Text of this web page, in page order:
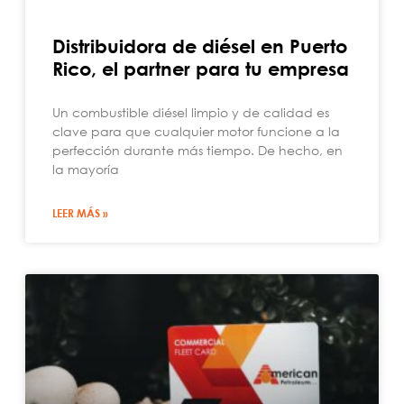
Distribuidora de diésel en Puerto
Rico, el partner para tu empresa
Un combustible diésel limpio y de calidad es
clave para que cualquier motor funcione a la
perfección durante más tiempo. De hecho, en
la mayoría
LEER MÁS »